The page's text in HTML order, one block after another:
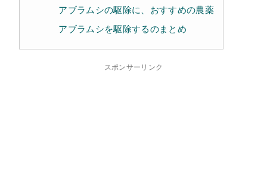
アブラムシの駆除に、おすすめの農薬
アブラムシを駆除するのまとめ
スポンサーリンク